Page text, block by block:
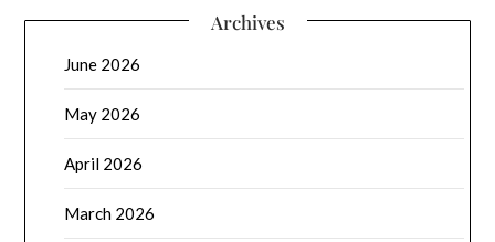
Archives
June 2026
May 2026
April 2026
March 2026